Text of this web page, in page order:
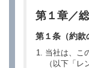
第１章／
第１条（約款
当社は、こ
（以下「